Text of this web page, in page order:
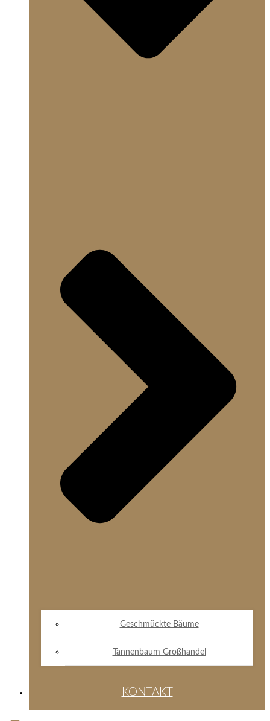
Geschmückte Bäume
Tannenbaum Großhandel
KONTAKT